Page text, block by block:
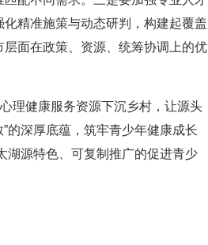
精准施策与动态研判，构建起覆盖
面在政策、资源、统筹协调上的优
理健康服务资源下沉乡村，让源头
的深厚底蕴，筑牢青少年健康成长
湖源特色、可复制推广的促进青少